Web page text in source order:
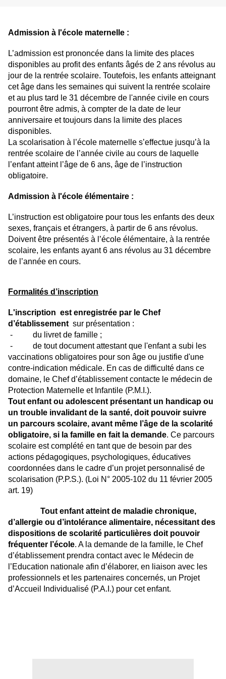
Admission à l'école maternelle :
L’admission est prononcée dans la limite des places
disponibles au profit des enfants âgés de 2 ans révolus au
jour de la rentrée scolaire. Toutefois, les enfants atteignant
cet âge dans les semaines qui suivent la rentrée scolaire
et au plus tard le 31 décembre de l'année civile en cours
pourront être admis, à compter de la date de leur
anniversaire et toujours dans la limite des places
disponibles.
La scolarisation à l’école maternelle s’effectue jusqu’à la
rentrée scolaire de l’année civile au cours de laquelle
l’enfant atteint l’âge de 6 ans, âge de l’instruction
obligatoire.
Admission à l'école élémentaire :
L’instruction est obligatoire pour tous les enfants des deux
sexes, français et étrangers, à partir de 6 ans révolus.
Doivent être présentés à l’école élémentaire, à la rentrée
scolaire, les enfants ayant 6 ans révolus au 31 décembre
de l’année en cours.
Formalités d’inscription
L'inscription est enregistrée par le Chef
d’établissement sur présentation :
- du livret de famille ;
- de tout document attestant que l'enfant a subi les
vaccinations obligatoires pour son âge ou justifie d'une
contre-indication médicale. En cas de difficulté dans ce
domaine, le Chef d’établissement contacte le médecin de
Protection Maternelle et Infantile (P.M.I.).
Tout enfant ou adolescent présentant un handicap ou
un trouble invalidant de la santé, doit pouvoir suivre
un parcours scolaire, avant même l’âge de la scolarité
obligatoire, si la famille en fait la demande. Ce parcours
scolaire est complété en tant que de besoin par des
actions pédagogiques, psychologiques, éducatives
coordonnées dans le cadre d’un projet personnalisé de
scolarisation (P.P.S.). (Loi N° 2005-102 du 11 février 2005
art. 19)
Tout enfant atteint de maladie chronique,
d’allergie ou d’intolérance alimentaire, nécessitant des
dispositions de scolarité particulières doit pouvoir
fréquenter l’école. A la demande de la famille, le Chef
d’établissement prendra contact avec le Médecin de
l’Education nationale afin d’élaborer, en liaison avec les
professionnels et les partenaires concernés, un Projet
d’Accueil Individualisé (P.A.I.) pour cet enfant.